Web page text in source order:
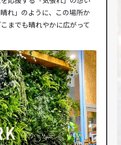
れ」のように、この場所か
までも晴れやかに広がって